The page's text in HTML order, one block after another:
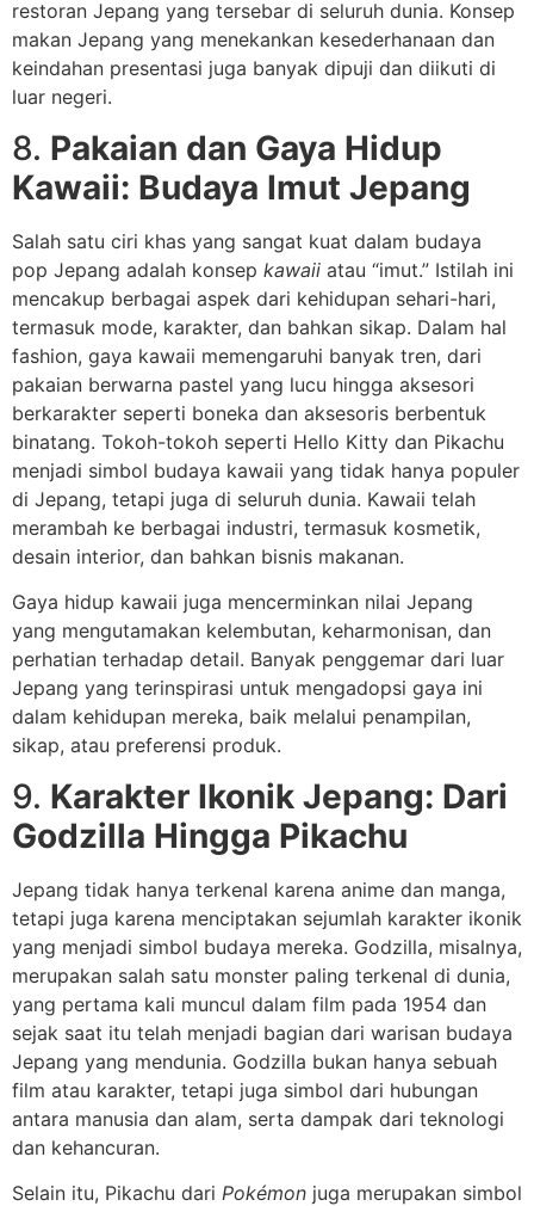
restoran Jepang yang tersebar di seluruh dunia. Konsep
makan Jepang yang menekankan kesederhanaan dan
keindahan presentasi juga banyak dipuji dan diikuti di
luar negeri.
8. Pakaian dan Gaya Hidup
Kawaii: Budaya Imut Jepang
Salah satu ciri khas yang sangat kuat dalam budaya
pop Jepang adalah konsep kawaii atau “imut.” Istilah ini
mencakup berbagai aspek dari kehidupan sehari-hari,
termasuk mode, karakter, dan bahkan sikap. Dalam hal
fashion, gaya kawaii memengaruhi banyak tren, dari
pakaian berwarna pastel yang lucu hingga aksesori
berkarakter seperti boneka dan aksesoris berbentuk
binatang. Tokoh-tokoh seperti Hello Kitty dan Pikachu
menjadi simbol budaya kawaii yang tidak hanya populer
di Jepang, tetapi juga di seluruh dunia. Kawaii telah
merambah ke berbagai industri, termasuk kosmetik,
desain interior, dan bahkan bisnis makanan.
Gaya hidup kawaii juga mencerminkan nilai Jepang
yang mengutamakan kelembutan, keharmonisan, dan
perhatian terhadap detail. Banyak penggemar dari luar
Jepang yang terinspirasi untuk mengadopsi gaya ini
dalam kehidupan mereka, baik melalui penampilan,
sikap, atau preferensi produk.
9. Karakter Ikonik Jepang: Dari
Godzilla Hingga Pikachu
Jepang tidak hanya terkenal karena anime dan manga,
tetapi juga karena menciptakan sejumlah karakter ikonik
yang menjadi simbol budaya mereka. Godzilla, misalnya,
merupakan salah satu monster paling terkenal di dunia,
yang pertama kali muncul dalam film pada 1954 dan
sejak saat itu telah menjadi bagian dari warisan budaya
Jepang yang mendunia. Godzilla bukan hanya sebuah
film atau karakter, tetapi juga simbol dari hubungan
antara manusia dan alam, serta dampak dari teknologi
dan kehancuran.
Selain itu, Pikachu dari Pokémon juga merupakan simbol